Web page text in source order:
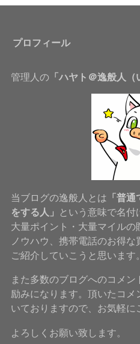
プロフィール
管理人の「ハヤト＠逸般人（
当ブログの逸般人とは 「普
をする人」
という意味で名
大量ポイント・大量マイル
ノウハウ、携帯電話のお得
ご紹介していこうと思います。
また多数のブログへのコメン
励みになります。頂いたコ
いておりますので、お気軽に
よろしくお願い致します。